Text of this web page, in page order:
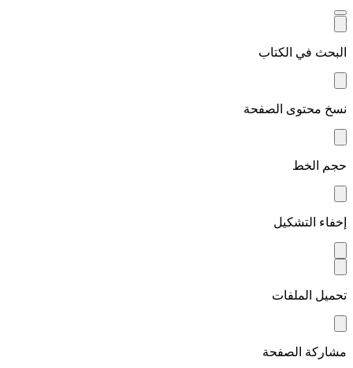
البحث في الكتاب
نسخ محتوى الصفحة
حجم الخط
إخفاء التشكيل
تحميل الملفات
مشاركة الصفحة